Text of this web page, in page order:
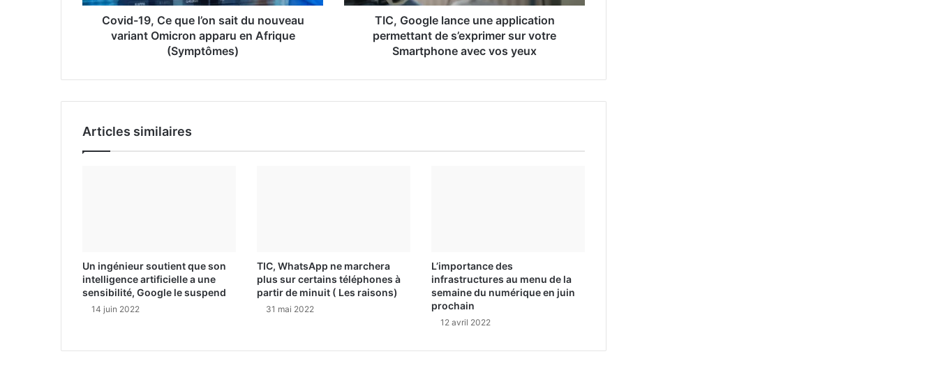
e
l
Covid-19, Ce que l’on sait du nouveau
variant Omicron apparu en Afrique
(Symptômes)
TIC, Google lance une application
permettant de s’exprimer sur votre
Smartphone avec vos yeux
Articles similaires
Un ingénieur soutient que son
intelligence artificielle a une
sensibilité, Google le suspend
14 juin 2022
TIC, WhatsApp ne marchera
plus sur certains téléphones à
partir de minuit ( Les raisons)
31 mai 2022
L’importance des
infrastructures au menu de la
semaine du numérique en juin
prochain
12 avril 2022